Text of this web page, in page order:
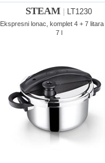
STEAM LT1230
Ekspresni lonac, komplet 4 + 7 litara
7 l